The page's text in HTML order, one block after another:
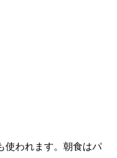
使われます。朝食はパ